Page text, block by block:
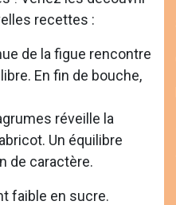
recettes :
de la figue rencontre
En fin de bouche,
réveille la
Un équilibre
de caractère.
faible en sucre.